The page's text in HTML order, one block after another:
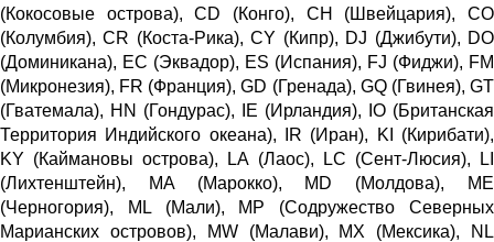
(Кокосовые острова), CD (Конго), CH (Швейцария), CO
(Колумбия), CR (Коста-Рика), CY (Кипр), DJ (Джибути), DO
(Доминикана), EC (Эквадор), ES (Испания), FJ (Фиджи), FM
(Микронезия), FR (Франция), GD (Гренада), GQ (Гвинея), GT
(Гватемала), HN (Гондурас), IE (Ирландия), IO (Британская
Территория Индийского океана), IR (Иран), KI (Кирибати),
KY (Каймановы острова), LA (Лаос), LC (Сент-Люсия), LI
(Лихтенштейн), MA (Марокко), MD (Молдова), ME
(Черногория), ML (Мали), MP (Содружество Северных
Марианских островов), MW (Малави), MX (Мексика), NL